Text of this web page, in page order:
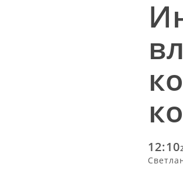
12:10